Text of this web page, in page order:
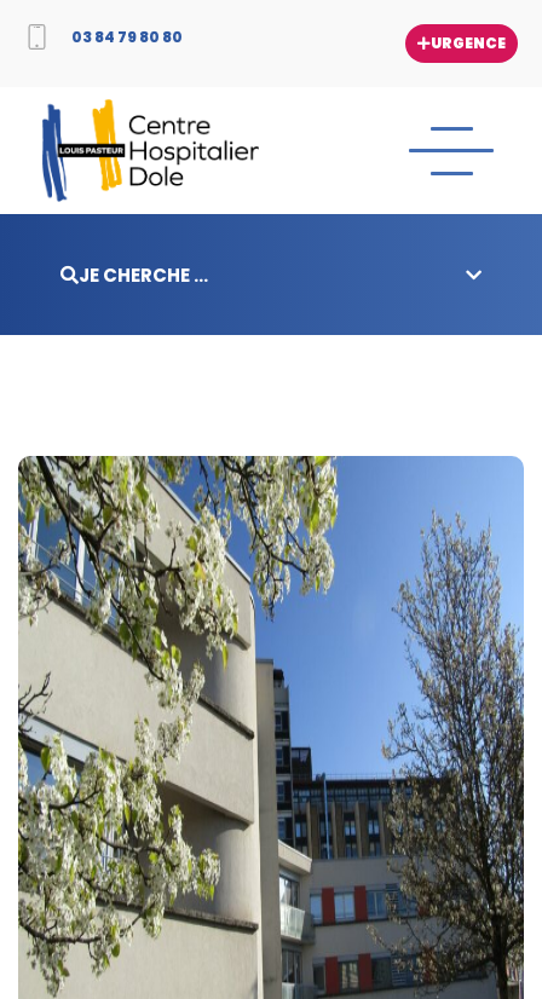
03 84 79 80 80 URGENCE
JE CHERCHE ...